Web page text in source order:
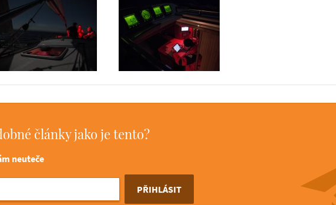
články jako je tento?
neuteče